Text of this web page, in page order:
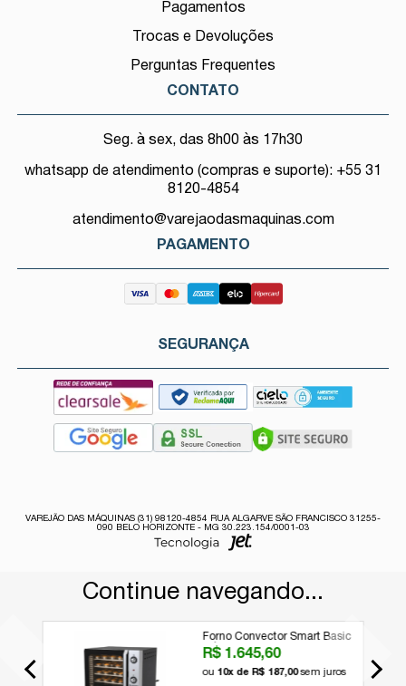
Pagamentos
Trocas e Devoluções
Perguntas Frequentes
CONTATO
Seg. à sex, das 8h00 às 17h30
whatsapp de atendimento (compras e suporte): +55 31
8120-4854
atendimento@varejaodasmaquinas.com
PAGAMENTO
SEGURANÇA
VAREJÃO DAS MÁQUINAS (31) 98120-4854 RUA ALGARVE SÃO FRANCISCO 31255-
090 BELO HORIZONTE - MG 30.223.154/0001-03